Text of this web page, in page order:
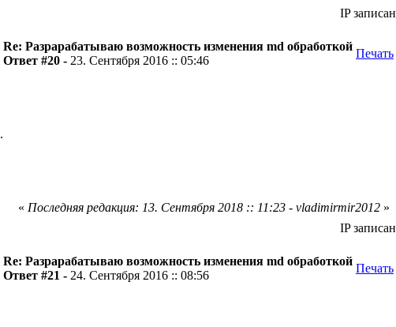
IP записан
Re: Разрарабатываю возможность изменения md обработкой
Ответ #20 - 23. Сентября 2016 :: 05:46
Печать
.
« Последняя редакция: 13. Сентября 2018 :: 11:23 - vladimirmir2012»
IP записан
Re: Разрарабатываю возможность изменения md обработкой
Ответ #21 - 24. Сентября 2016 :: 08:56
Печать